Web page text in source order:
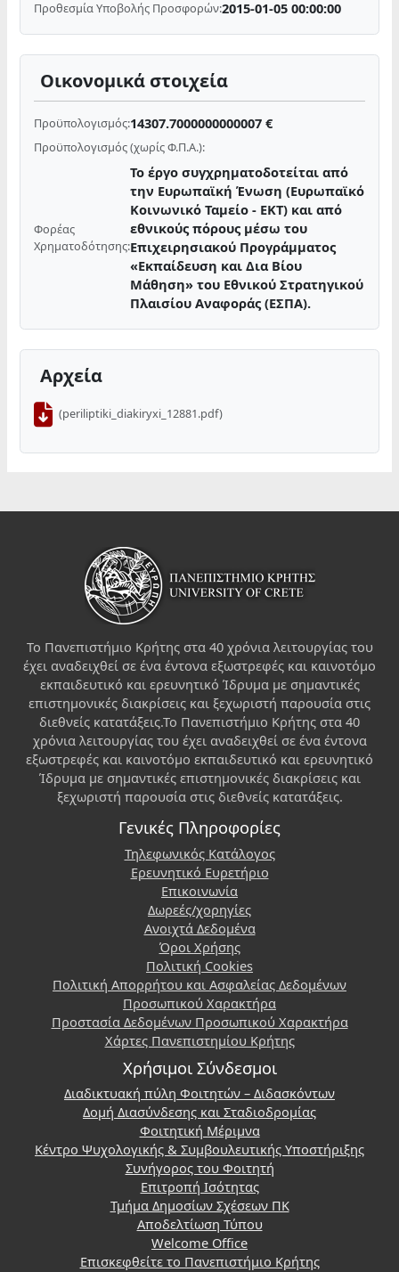
Προθεσμία Υποβολής Προσφορών:2015-01-05 00:00:00
Οικονομικά στοιχεία
Προϋπολογισμός:14307.7000000000007 €
Προϋπολογισμός (χωρίς Φ.Π.Α.):
Φορέας
Χρηματοδότησης:
Το έργο συγχρηματοδοτείται από
την Ευρωπαϊκή Ένωση (Ευρωπαϊκό
Κοινωνικό Ταμείο - ΕΚΤ) και από
εθνικούς πόρους μέσω του
Επιχειρησιακού Προγράμματος
«Εκπαίδευση και Δια Βίου
Μάθηση» του Εθνικού Στρατηγικού
Πλαισίου Αναφοράς (ΕΣΠΑ).
Αρχεία
(periliptiki_diakiryxi_12881.pdf)
Το Πανεπιστήμιο Κρήτης στα 40 χρόνια λειτουργίας του
έχει αναδειχθεί σε ένα έντονα εξωστρεφές και καινοτόμο
εκπαιδευτικό και ερευνητικό Ίδρυμα με σημαντικές
επιστημονικές διακρίσεις και ξεχωριστή παρουσία στις
διεθνείς κατατάξεις.Το Πανεπιστήμιο Κρήτης στα 40
χρόνια λειτουργίας του έχει αναδειχθεί σε ένα έντονα
εξωστρεφές και καινοτόμο εκπαιδευτικό και ερευνητικό
Ίδρυμα με σημαντικές επιστημονικές διακρίσεις και
ξεχωριστή παρουσία στις διεθνείς κατατάξεις.
Γενικές Πληροφορίες
Τηλεφωνικός Κατάλογος
Ερευνητικό Ευρετήριο
Επικοινωνία
Δωρεές/χορηγίες
Ανοιχτά Δεδομένα
Όροι Χρήσης
Πολιτική Cookies
Πολιτική Απορρήτου και Ασφαλείας Δεδομένων
Προσωπικού Χαρακτήρα
Προστασία Δεδομένων Προσωπικού Χαρακτήρα
Χάρτες Πανεπιστημίου Κρήτης
Χρήσιμοι Σύνδεσμοι
Διαδικτυακή πύλη Φοιτητών – Διδασκόντων
Δομή Διασύνδεσης και Σταδιοδρομίας
Φοιτητική Μέριμνα
Κέντρο Ψυχολογικής & Συμβουλευτικής Υποστήριξης
Συνήγορος του Φοιτητή
Επιτροπή Ισότητας
Τμήμα Δημοσίων Σχέσεων ΠΚ
Αποδελτίωση Τύπου
Welcome Office
Επισκεφθείτε το Πανεπιστήμιο Κρήτης